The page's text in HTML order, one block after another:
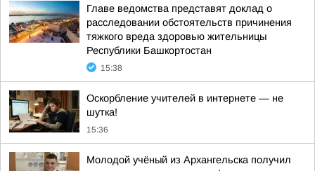
Главе ведомства представят доклад о
расследовании обстоятельств причинения
тяжкого вреда здоровью жительницы
Республики Башкортостан
15:38
Оскорбление учителей в интернете — не
шутка!
15:36
Молодой учёный из Архангельска получил